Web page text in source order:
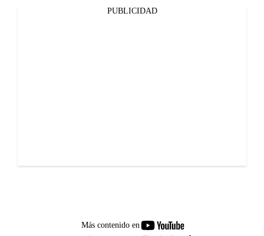
PUBLICIDAD
Más contenido en
youtube-